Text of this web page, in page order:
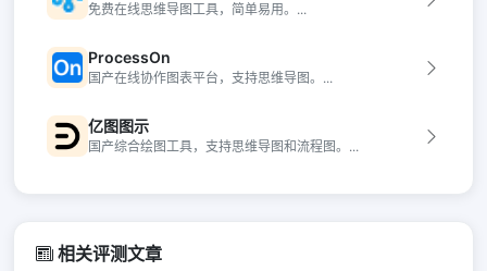
免费在线思维导图工具，简单易用。...
ProcessOn
国产在线协作图表平台，支持思维导图。...
亿图图示
国产综合绘图工具，支持思维导图和流程图。...
相关评测文章